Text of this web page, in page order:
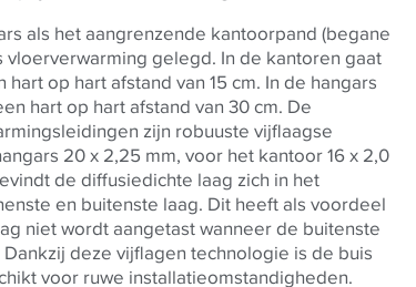
als het aangrenzende kantoorpand (begane
gelegd. In de kantoren gaat
op hart afstand van 15 cm. In de hangars
hart op hart afstand van 30 cm. De
zijn robuuste vijflaagse
20 x 2,25 mm, voor het kantoor 16 x 2,0
de diffusiedichte laag zich in het
en buitenste laag. Dit heeft als voordeel
niet wordt aangetast wanneer de buitenste
deze vijflagen technologie is de buis
voor ruwe installatieomstandigheden.